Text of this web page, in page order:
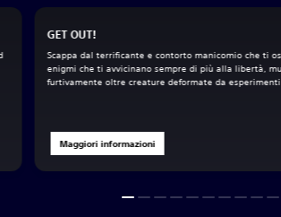
GET OUT!
Scappa dal terrificante e contorto manicomio che ti
enigmi che ti avvicinano sempre di più alla libertà,
furtivamente oltre creature deformate da
Maggiori informazioni